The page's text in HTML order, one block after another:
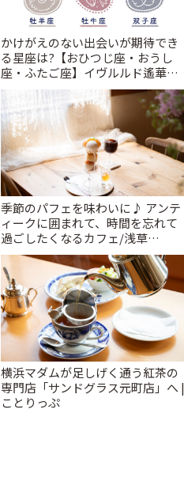
かけがえのない出会いが期待でき
る星座は?【おひつじ座・おうし
座・ふたご座】イヴルルド遙華
2026年の幕開け~New Year~ | こと
季節のパフェを味わいに♪ アンテ
ィークに囲まれて、時間を忘れて
過ごしたくなるカフェ/浅草
「annorum cafe」 | ことりっぷ
横浜マダムが足しげく通う紅茶の
専門店「サンドグラス元町店」へ |
ことりっぷ